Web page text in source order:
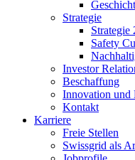
Strategie
Strategie
Safety
Investor
Beschaffung
Innovation und
Kontakt
Karriere
Freie Stellen
Swissgrid als